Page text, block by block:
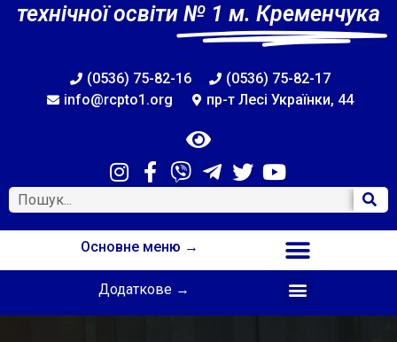
технічної освіти № 1 м. Кременчука
(0536) 75-82-16
(0536) 75-82-17
info@rcpto1.org
пр-т Лесі Українки, 44
Основне меню →
Додаткове →